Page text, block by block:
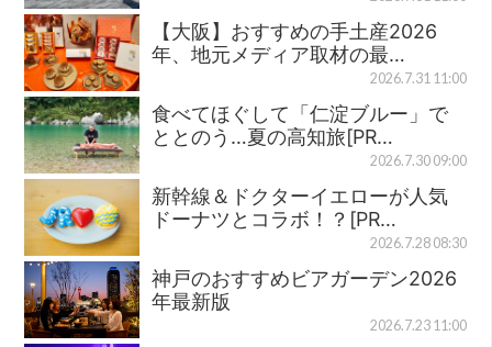
【大阪】おすすめの手土産2026
年、地元メディア取材の最…
2026.7.31 11:00
食べてほぐして「仁淀ブルー」で
ととのう…夏の高知旅[PR…
2026.7.30 09:00
新幹線＆ドクターイエローが人気
ドーナツとコラボ！？[PR…
2026.7.28 08:30
神戸のおすすめビアガーデン2026
年最新版
2026.7.23 11:00